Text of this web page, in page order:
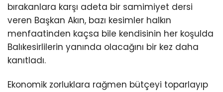
bırakanlara karşı adeta bir samimiyet dersi
veren Başkan Akın, bazı kesimler halkın
menfaatinden kaçsa bile kendisinin her koşulda
Balıkesirlilerin yanında olacağını bir kez daha
kanıtladı.
Ekonomik zorluklara rağmen bütçeyi toparlayıp